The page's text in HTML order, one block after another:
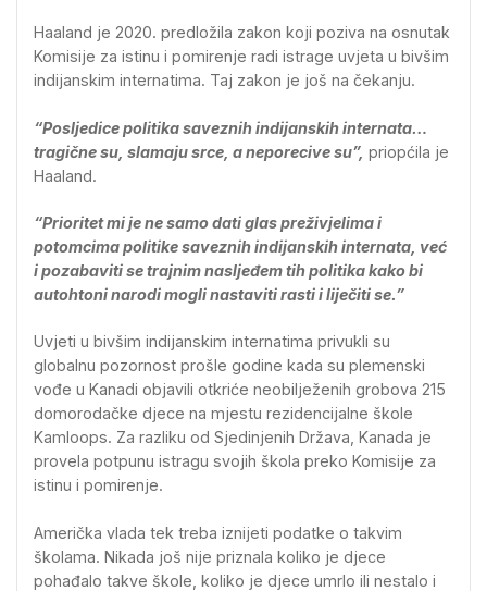
Haaland je 2020. predložila zakon koji poziva na osnutak
Komisije za istinu i pomirenje radi istrage uvjeta u bivšim
indijanskim internatima. Taj zakon je još na čekanju.
“Posljedice politika saveznih indijanskih internata…
tragične su, slamaju srce, a neporecive su”, priopćila je
Haaland.
“Prioritet mi je ne samo dati glas preživjelima i
potomcima politike saveznih indijanskih internata, već
i pozabaviti se trajnim nasljeđem tih politika kako bi
autohtoni narodi mogli nastaviti rasti i liječiti se.”
Uvjeti u bivšim indijanskim internatima privukli su
globalnu pozornost prošle godine kada su plemenski
vođe u Kanadi objavili otkriće neobilježenih grobova 215
domorodačke djece na mjestu rezidencijalne škole
Kamloops. Za razliku od Sjedinjenih Država, Kanada je
provela potpunu istragu svojih škola preko Komisije za
istinu i pomirenje.
Američka vlada tek treba iznijeti podatke o takvim
školama. Nikada još nije priznala koliko je djece
pohađalo takve škole, koliko je djece umrlo ili nestalo i